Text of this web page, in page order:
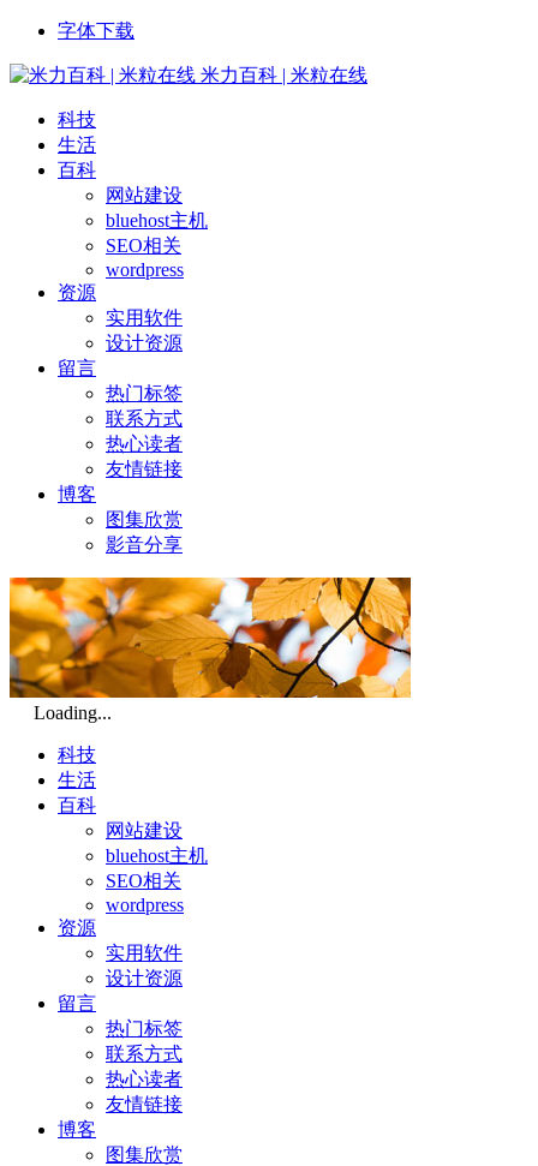
字体下载
米力百科 | 米粒在线
科技
生活
百科
网站建设
bluehost主机
SEO相关
wordpress
资源
实用软件
设计资源
留言
热门标签
联系方式
热心读者
友情链接
博客
图集欣赏
影音分享
Loading...
科技
生活
百科
网站建设
bluehost主机
SEO相关
wordpress
资源
实用软件
设计资源
留言
热门标签
联系方式
热心读者
友情链接
博客
图集欣赏